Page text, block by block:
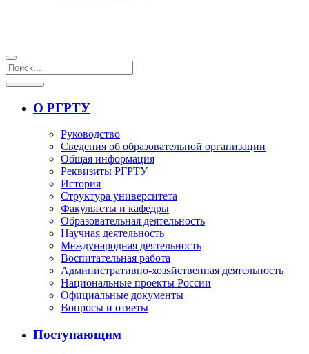
О РГРТУ
Руководство
Сведения об образовательной организации
Общая информация
Реквизиты РГРТУ
История
Структура университета
Факультеты и кафедры
Образовательная деятельность
Научная деятельность
Международная деятельность
Воспитательная работа
Административно-хозяйственная деятельность
Национальные проекты России
Официальные документы
Вопросы и ответы
Поступающим